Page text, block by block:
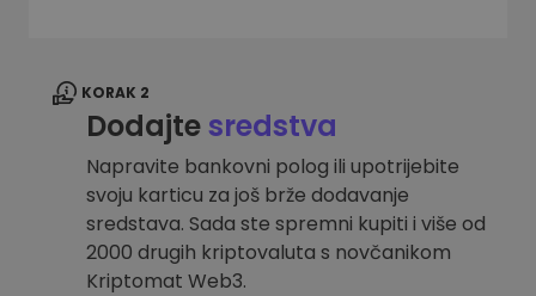
KORAK 2
Dodajtesredstva
Napravite bankovni polog ili upotrijebite
svoju karticu za još brže dodavanje
sredstava. Sada ste spremni kupiti i više od
2000 drugih kriptovaluta s novčanikom
Kriptomat Web3.